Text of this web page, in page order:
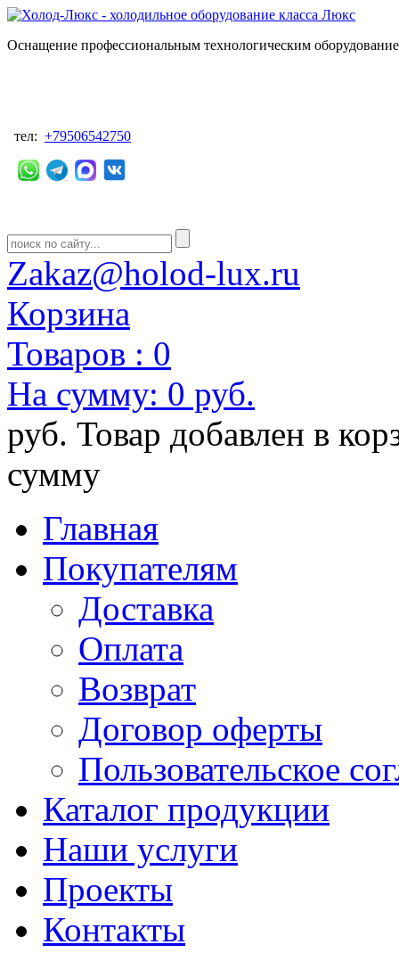
Оснащение профессиональным технологическим
тел: +79506542750
Zakaz@holod-lux.ru
Корзина
Товаров : 0
На сумму: 0 руб.
руб. Товар добавлен в
сумму
Главная
Покупателям
Доставка
Оплата
Возврат
Договор оферты
Пользовательское
Каталог продукции
Наши услуги
Проекты
Контакты